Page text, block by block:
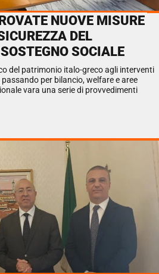
NUOVE MISURE
DEL
SOCIALE
del patrimonio italo-greco agli interventi
per bilancio, welfare e aree
vara una serie di provvedimenti